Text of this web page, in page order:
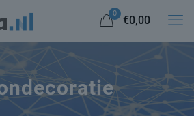
0
€0,00